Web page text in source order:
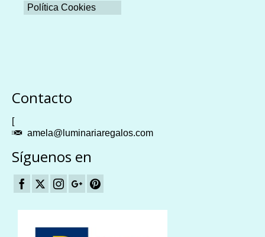
Política Cookies
Contacto
[
amela@luminariaregalos.com
Síguenos en